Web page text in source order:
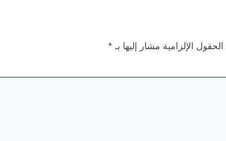
الحقول الإلزامية مشار إليها بـ *